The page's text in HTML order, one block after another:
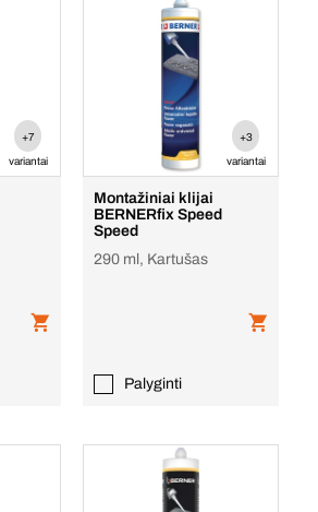
+7
variantai
+3
variantai
Montažiniai klijai
BERNERfix Speed
Speed
290 ml, Kartušas
Palyginti